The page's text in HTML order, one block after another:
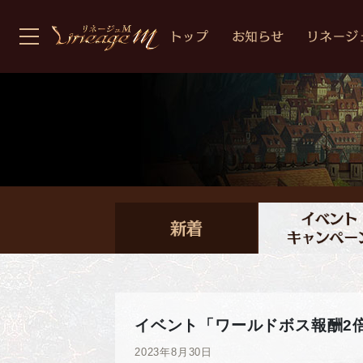
イベント「ワールドボス報酬2
2023年8月30日